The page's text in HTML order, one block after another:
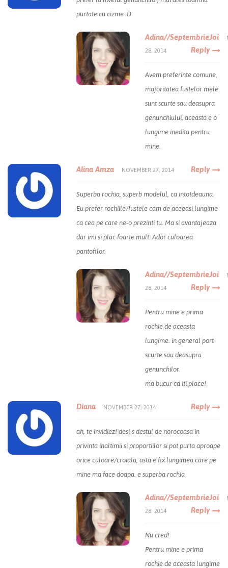
purtate cu cizme :D
Adina//SeptembrieJoi
28, 2014 Reply
Avem preferinte comune,
majoritatea fustelor mele
sunt scurte sau deasupra
genunchiului, aceasta e o
lungime inedita pentru
mine.
Alina Amza NOVEMBER 27, 2014 Reply
Superba rochia, superb modelul, ca intotdeauna.
Eu prefer rochiile/fustele cam de aceeasi lungime
ca cea pe care ne-o prezinti tu. Ma si avantajeaza
dar imi si plac foarte mult. Ador culoarea
pantofilor.
Adina//SeptembrieJoi
28, 2014 Reply
Pentru mine e prima
rochie de aceasta
lungime. in general port
scurte sau deasupra
genunchilor.
ma bucur ca iti place!
Diana NOVEMBER 27, 2014 Reply
ah, te invidiez! desi-s destul de norocoasa in
privinta inaltimii si proportiilor si pot purta aproape
orice culoare/croiala, asta e fix lungimea care pe
mine ma face doapa. e superba rochia
Adina//SeptembrieJoi
28, 2014 Reply
Nu cred!
Pentru mine e prima
rochie de aceasta lungime